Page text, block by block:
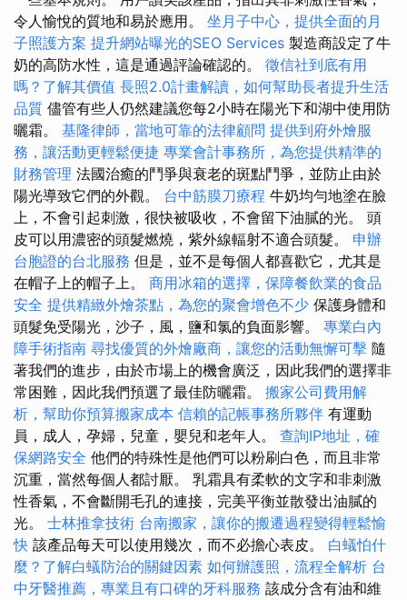
令人愉悅的質地和易於應用。 坐月子中心，提供全面的月
子照護方案 提升網站曝光的SEO Services 製造商設定了牛
奶的高防水性，這是通過評論確認的。 徵信社到底有用
嗎？了解其價值 長照2.0計畫解讀，如何幫助長者提升生活
品質 儘管有些人仍然建議您每2小時在陽光下和湖中使用防
曬霜。 基隆律師，當地可靠的法律顧問 提供到府外燴服
務，讓活動更輕鬆便捷 專業會計事務所，為您提供精準的
財務管理 法國治癒的鬥爭與衰老的斑點鬥爭，並防止由於
陽光導致它們的外觀。 台中筋膜刀療程 牛奶均勻地塗在臉
上，不會引起刺激，很快被吸收，不會留下油膩的光。 頭
皮可以用濃密的頭髮燃燒，紫外線輻射不適合頭髮。 申辦
台胞證的台北服務 但是，並不是每個人都喜歡它，尤其是
在帽子上的帽子上。 商用冰箱的選擇，保障餐飲業的食品
安全 提供精緻外燴茶點，為您的聚會增色不少 保護身體和
頭髮免受陽光，沙子，風，鹽和氯的負面影響。 專業白內
障手術指南 尋找優質的外燴廠商，讓您的活動無懈可擊 隨
著我們的進步，由於市場上的機會廣泛，因此我們的選擇非
常困難，因此我們預選了最佳防曬霜。 搬家公司費用解
析，幫助你預算搬家成本 信賴的記帳事務所夥伴 有運動
員，成人，孕婦，兒童，嬰兒和老年人。 查詢IP地址，確
保網路安全 他們的特殊性是他們可以粉刷白色，而且非常
沉重，當然每個人都討厭。 乳霜具有柔軟的文字和非刺激
性香氣，不會斷開毛孔的連接，完美平衡並散發出油膩的
光。 士林推拿技術 台南搬家，讓你的搬遷過程變得輕鬆愉
快 該產品每天可以使用幾次，而不必擔心表皮。 白蟻怕什
麼？了解白蟻防治的關鍵因素 如何辦護照，流程全解析 台
中牙醫推薦，專業且有口碑的牙科服務 該成分含有油和維